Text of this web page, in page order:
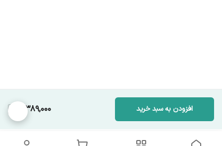
4,389,000 افزودن به سبد خرید